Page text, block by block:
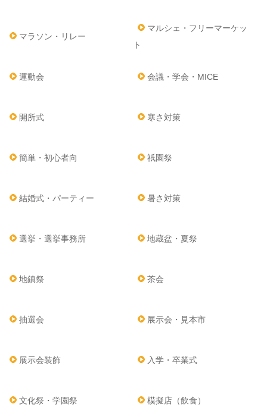
マラソン・リレー
マルシェ・フリーマーケッ
ト
運動会 会議・学会・MICE
開所式 寒さ対策
簡単・初心者向 祇園祭
結婚式・パーティー 暑さ対策
選挙・選挙事務所 地蔵盆・夏祭
地鎮祭 茶会
抽選会 展示会・見本市
展示会装飾 入学・卒業式
文化祭・学園祭 模擬店（飲食）